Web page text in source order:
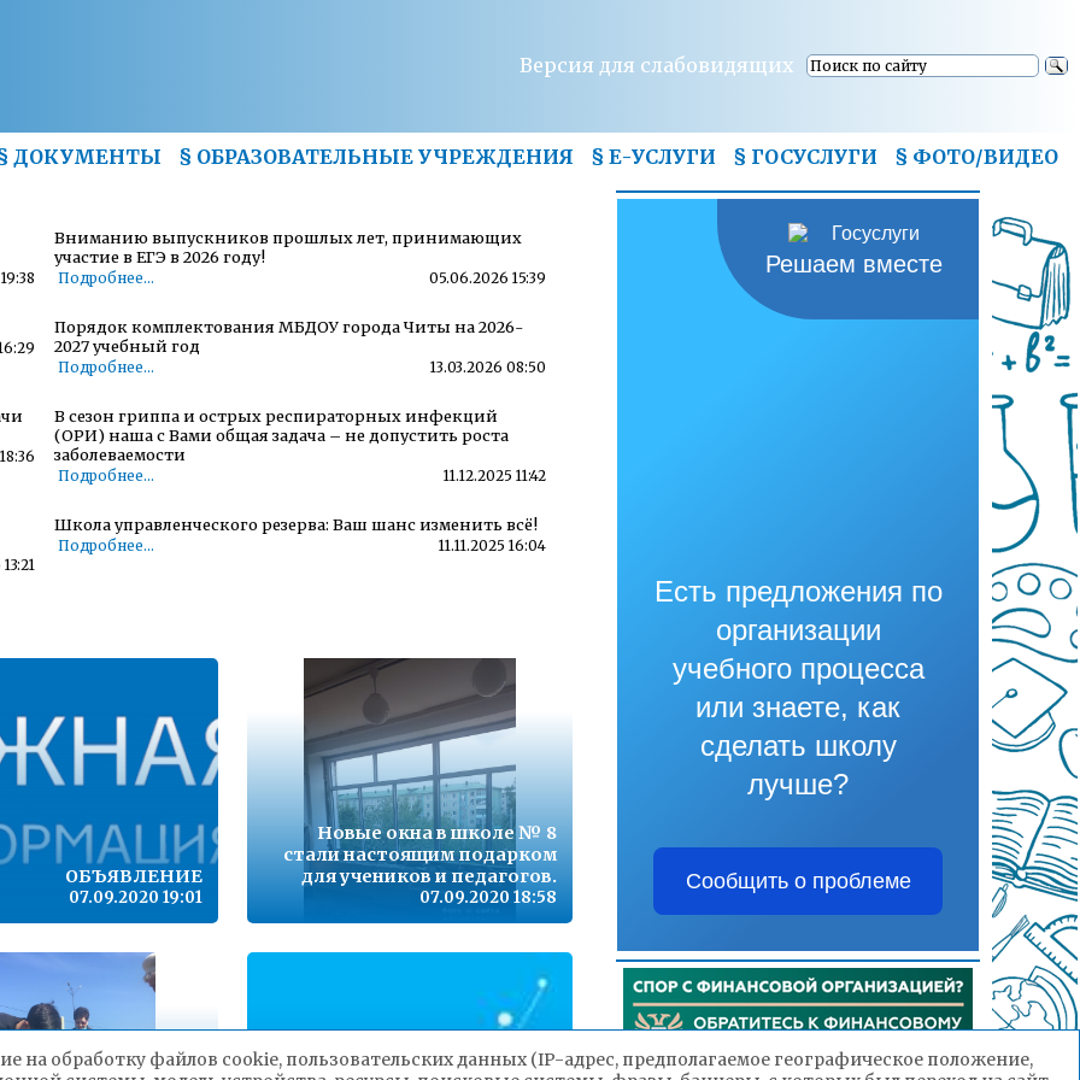
Версия для слабовидящих
ДОКУМЕНТЫ § ОБРАЗОВАТЕЛЬНЫЕ УЧРЕЖДЕНИЯ § Е-УСЛУГИ § ГОСУСЛУГИ § ФОТО/ВИДЕО
Вниманию выпускников прошлых лет, принимающих
участие в ЕГЭ в 2026 году!
Подробнее... 05.06.2026 15:39
Порядок комплектования МБДОУ города Читы на 2026-
2027 учебный год
Подробнее... 13.03.2026 08:50
В сезон гриппа и острых респираторных инфекций
(ОРИ) наша с Вами общая задача – не допустить роста
заболеваемости
Подробнее... 11.12.2025 11:42
Школа управленческого резерва: Ваш шанс изменить всё!
Подробнее... 11.11.2025 16:04
Телефон горячей линии по вопросам организации и
проведения государственной итоговой аттестации по
образовательным программам основного общего
образования и среднего общего образования - 35-30-21
Подробнее... 15.10.2021 13:17
Горячая линия по вопросам школьного образования – 35-
30-21
Подробнее... 24.09.2020 13:09
ОБЪЯВЛЕНИЕ
07.09.2020 19:01
Новые окна в школе № 8
стали настоящим подарком
для учеников и педагогов.
07.09.2020 18:58
Решаем вместе
Есть предложения по
организации
учебного процесса
или знаете, как
сделать школу
лучше?
Сообщить о проблеме
на обработку файлов cookie, пользовательских данных (IP-адрес, предполагаемое географическое положение,